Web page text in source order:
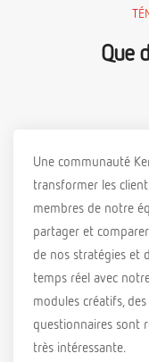
Que
Une communauté
transformer les
membres de notre
partager et
de nos stratégies et
temps réel avec
modules créatifs,
questionnaires sont
très intéressante.